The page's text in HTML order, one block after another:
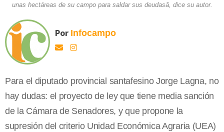
unas hectáreas de su campo para saldar sus deudasâ, dice su autor.
Por Infocampo
Para el diputado provincial santafesino Jorge Lagna, no
hay dudas: el proyecto de ley que tiene media sanción
de la Cámara de Senadores, y que propone la
supresión del criterio Unidad Económica Agraria (UEA)